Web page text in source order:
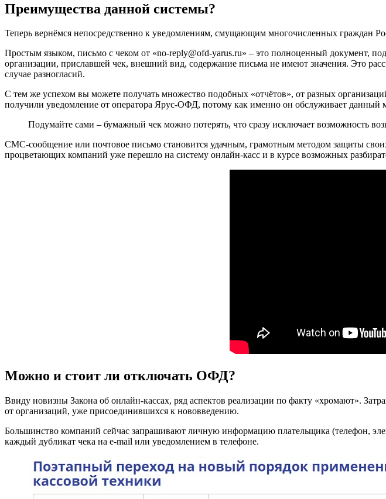
Преимущества данной системы?
Теперь вернёмся непосредственно к уведомлениям, смущающим многочисленных граждан
Простым языком, письмо с чеком от «no-reply@ofd-yarus.ru» – это полноценный документ,
организации, приславшей чек, внешний вид, содержание письма не имеют значения. Это
случае разногласий.
С тем же успехом вы можете получать множество подобных «отчётов», от разных
получили уведомление от оператора Ярус-ОФД, потому как именно он обслуживает данный
Подумайте сами – бумажный чек можно потерять, что сразу исключает возможность
СМС-сообщение или почтовое письмо становится удачным, грамотным методом защиты
процветающих компаний уже перешло на систему онлайн-касс и в курсе возможных
Можно и стоит ли отключать ОФД?
Ввиду новизны Закона об онлайн-кассах, ряд аспектов реализации по факту «хромают».
от организаций, уже присоединившихся к нововведению.
Большинство компаний сейчас запрашивают личную информацию плательщика (телефон,
каждый дубликат чека на e-mail или уведомлением в телефоне.